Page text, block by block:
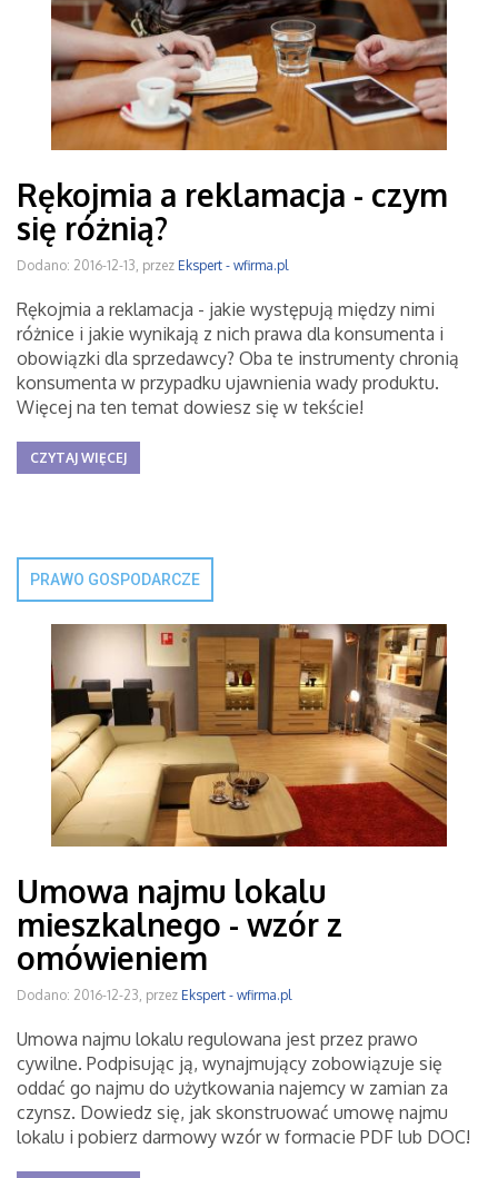
Rękojmia a reklamacja - czym
się różnią?
Dodano: 2016-12-13, przez Ekspert - wfirma.pl
Rękojmia a reklamacja - jakie występują między nimi
różnice i jakie wynikają z nich prawa dla konsumenta i
obowiązki dla sprzedawcy? Oba te instrumenty chronią
konsumenta w przypadku ujawnienia wady produktu.
Więcej na ten temat dowiesz się w tekście!
CZYTAJ WIĘCEJ
PRAWO GOSPODARCZE
Umowa najmu lokalu
mieszkalnego - wzór z
omówieniem
Dodano: 2016-12-23, przez Ekspert - wfirma.pl
Umowa najmu lokalu regulowana jest przez prawo
cywilne. Podpisując ją, wynajmujący zobowiązuje się
oddać go najmu do użytkowania najemcy w zamian za
czynsz. Dowiedz się, jak skonstruować umowę najmu
lokalu i pobierz darmowy wzór w formacie PDF lub DOC!